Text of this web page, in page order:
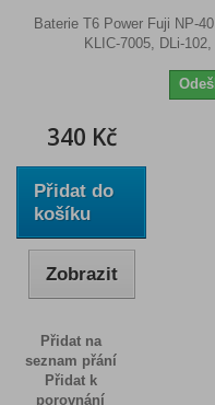
Baterie T6 Power Fuji NP-
KLIC-7005, DLi-
340 Kč
Přidat do
košíku
Zobrazit
Přidat na
seznam přání
Přidat k
porovnání